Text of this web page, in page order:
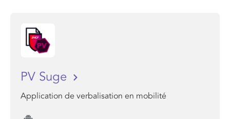
PV Suge
Application de verbalisation en mobilité